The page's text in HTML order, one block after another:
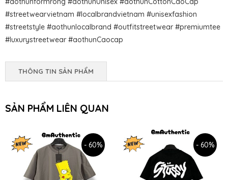
#streetwearvietnam #localbrandvietnam #unisexfashion
#streetstyle #aothunlocalbrand #outfitstreetwear #premiumtee
#luxurystreetwear #aothunCaocap
THÔNG TIN SẢN PHẨM
SẢN PHẨM LIÊN QUAN
- 60% - 60%